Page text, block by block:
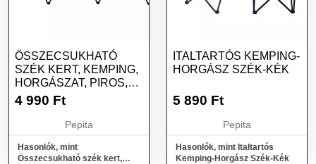
ÖSSZECSUKHATÓ
SZÉK KERT, KEMPING,
HORGÁSZAT, PIROS,
MAX 120 KG, 5...
4 990 Ft
Pepita
Hasonlók, mint
Összecsukható szék kert,
ITALTARTÓS KEMPING-
HORGÁSZ SZÉK-KÉK
5 890 Ft
Pepita
Hasonlók, mint Italtartós
Kemping-Horgász Szék-Kék